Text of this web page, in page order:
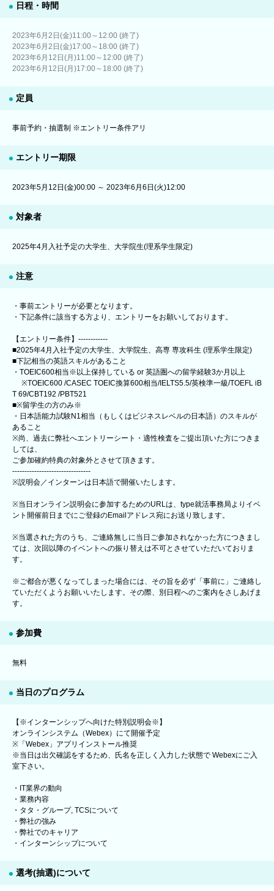
日程・時間
2023年6月2日(金)11:00～12:00 (終了)
2023年6月2日(金)17:00～18:00 (終了)
2023年6月12日(月)11:00～12:00 (終了)
2023年6月12日(月)17:00～18:00 (終了)
定員
事前予約・抽選制 ※エントリー条件アリ
エントリー期限
2023年5月12日(金)00:00 ～ 2023年6月6日(火)12:00
対象者
2025年4月入社予定の大学生、大学院生(理系学生限定)
注意
・事前エントリーが必要となります。
・下記条件に該当する方より、エントリーをお願いしております。
【エントリー条件】------------
■2025年4月入社予定の大学生、大学院生、高専 専攻科生 (理系学生限定)
■下記相当の英語スキルがあること
・TOEIC600相当※以上保持している or 英語圏への留学経験3か月以上
※TOEIC600 /CASEC TOEIC換算600相当/IELTS5.5/英検準一級/TOEFL iB
T 69/CBT192 /PBT521
■※留学生の方のみ※
・日本語能力試験N1相当（もしくはビジネスレベルの日本語）のスキルが
あること
※尚、過去に弊社へエントリーシート・適性検査をご提出頂いた方につきま
しては、
ご参加確約特典の対象外とさせて頂きます。
--------------------------------
※説明会／インターンは日本語で開催いたします。
※当日オンライン説明会に参加するためのURLは、type就活事務局よりイベ
ント開催前日までにご登録のEmailアドレス宛にお送り致します。
※当選された方のうち、ご連絡無しに当日ご参加されなかった方につきまし
ては、次回以降のイベントへの振り替えは不可とさせていただいておりま
す。
※ご都合が悪くなってしまった場合には、その旨を必ず「事前に」ご連絡し
ていただくようお願いいたします。その際、別日程へのご案内をさしあげま
す。
参加費
無料
当日のプログラム
【※インターンシップへ向けた特別説明会※】
オンラインシステム（Webex）にて開催予定
※「Webex」アプリインストール推奨
※当日は出欠確認をするため、氏名を正しく入力した状態で Webexにご入
室下さい。
・IT業界の動向
・業務内容
・タタ・グループ, TCSについて
・弊社の強み
・弊社でのキャリア
・インターンシップについて
選考(抽選)について